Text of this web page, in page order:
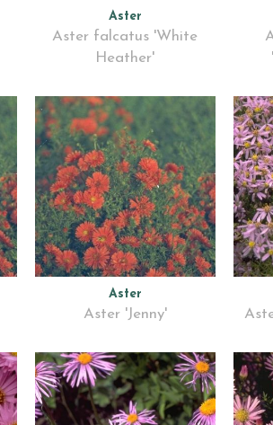
Aster
Aster falcatus 'White
Heather'
Aster
Aster 'Jenny'